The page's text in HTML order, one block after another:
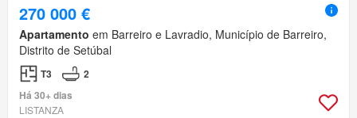
270 000 €
Apartamento em Barreiro e Lavradio, Município de Barreiro,
Distrito de Setúbal
T3
2
Há 30+ dias
LISTANZA